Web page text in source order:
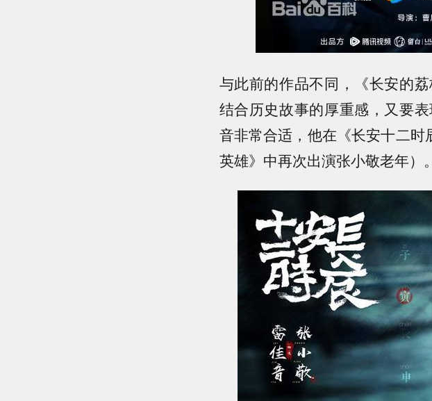
与此前的作品不同，《长安的
结合历史故事的厚重感，又要
音非常合适，他在《长安十二时
英雄》中再次出演张小敬老年）。